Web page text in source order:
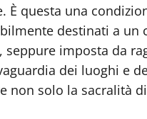
È questa una
destinati a un
seppure imposta da
dei luoghi e
non solo la sacralità